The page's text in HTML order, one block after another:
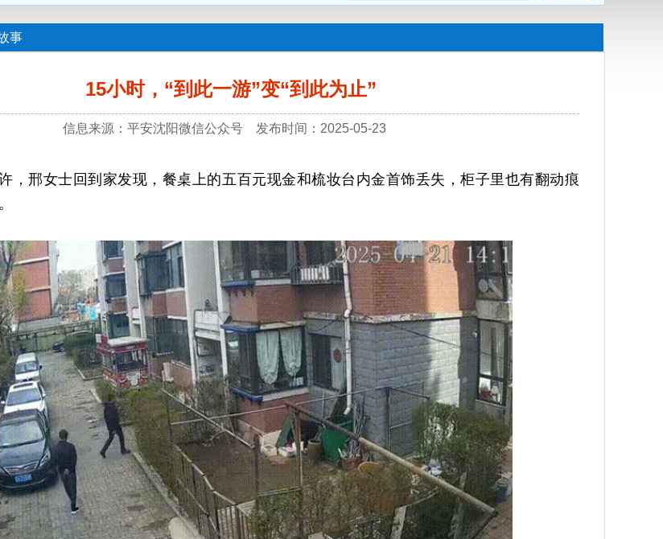
事
15小时，“到此一游”变“到此为止”
信息来源：平安沈阳微信公众号 发布时间：2025-05-23
邢女士回到家发现，餐桌上的五百元现金和梳妆台内金首饰丢失，柜子里也有翻动痕